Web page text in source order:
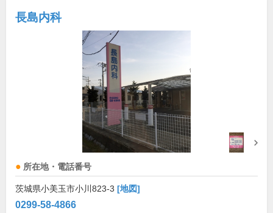
長島内科
所在地・電話番号
茨城県小美玉市小川823-3 [地図]
0299-58-4866